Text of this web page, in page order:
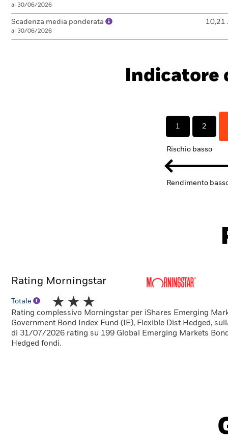
al 30/06/2026
Scadenza media ponderata
al 30/06/2026
10,21
Indicatore
1 2
Rischio basso
Rendimento
Rating Morningstar
Totale
Rating complessivo Morningstar per iShares Emerging
Government Bond Index Fund (IE), Flexible Dist Hedged,
di 31/07/2026 rating su 199 Global Emerging Markets
Hedged fondi.